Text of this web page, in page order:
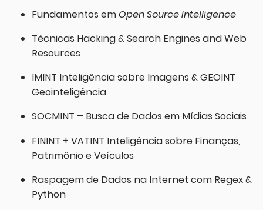
Fundamentos emOpen Source Intelligence
Técnicas Hacking & Search Engines and Web
Resources
IMINT Inteligência sobre Imagens & GEOINT
Geointeligência
SOCMINT – Busca de Dados em Mídias Sociais
FININT + VATINT Inteligência sobre Finanças,
Patrimônio e Veículos
Raspagem de Dados na Internet com Regex &
Python